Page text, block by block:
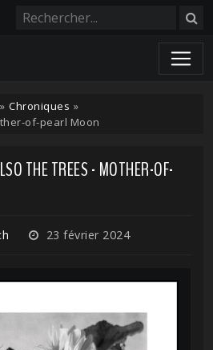
» Chroniques »
of-pearl Moon
THE TREES - MOTHER-OF-
23 février 2024